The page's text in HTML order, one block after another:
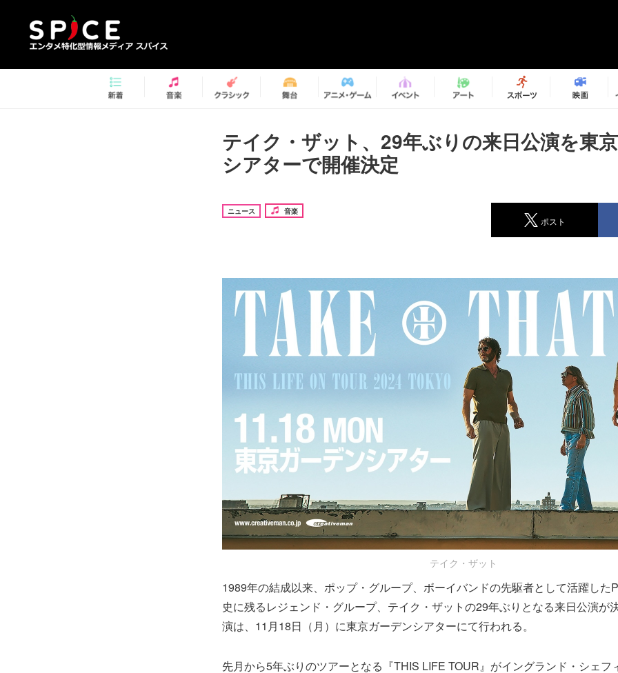
テイク・ザット、29年ぶりの来日公演を東
シアターで開催決定
ニュース 音楽
ポスト
テイク・ザット
1989年の結成以来、ポップ・グループ、ボーイバンドの先駆者として活躍した
史に残るレジェンド・グループ、テイク・ザットの29年ぶりとなる来日公演が
演は、11月18日（月）に東京ガーデンシアターにて行われる。
先月から5年ぶりのツアーとなる『THIS LIFE TOUR』がイングランド・シェフ